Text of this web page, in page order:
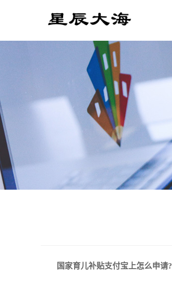
国家育儿补贴支付宝上怎么申请?